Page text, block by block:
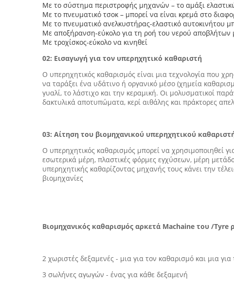
Με το σύστημα περιστροφής μηχανών – το αμάξι
Με το πνευματικό τσοκ – μπορεί να είναι κρεμά στο
Με το πνευματικό ανελκυστήρας-ελαστικό
Με αποξήρανση-εύκολο για τη ροή του νερού αποβλήτων
Με τροχίσκος-εύκολο να κινηθεί
02: Εισαγωγή για τον υπερηχητικό καθαριστή
Ο υπερηχητικός καθαρισμός είναι μια τεχνολογία που
να ταράξει ένα υδάτινο ή οργανικό μέσο (χημεία
γυαλί, το λάστιχο και την κεραμική. Οι μολυσματικοί
δακτυλικά αποτυπώματα, κερί αιθάλης και πράκτορες
03: Αίτηση του βιομηχανικού υπερηχητικού
Ο υπερηχητικός καθαρισμός μπορεί να χρησιμοποιηθεί
εσωτερικά μέρη, πλαστικές φόρμες εγχύσεων, μέρη
υπερηχητικής καθαρίζοντας μηχανής τους κάνει την
βιομηχανίες
Βιομηχανικός καθαρισμός αρκετά Machaine του /
2 χωριστές δεξαμενές - μια για τον καθαρισμό και μια
3 σωλήνες αγωγών - ένας για κάθε δεξαμενή